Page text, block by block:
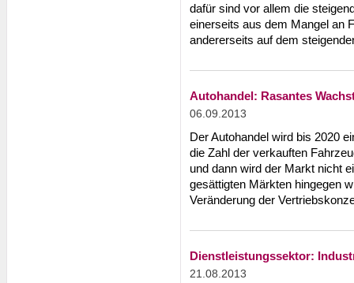
dafür sind vor allem die
einerseits aus dem Mangel an
andererseits auf dem
Autohandel: Rasantes
06.09.2013
Der Autohandel wird bis 2020
die Zahl der verkauften
und dann wird der Markt nicht
gesättigten Märkten hingegen
Veränderung der
Dienstleistungssektor:
21.08.2013